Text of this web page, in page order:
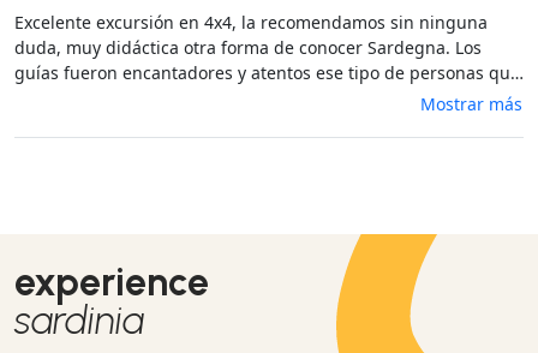
Excelente excursión en 4x4, la recomendamos sin ninguna
duda, muy didáctica otra forma de conocer Sardegna. Los
guías fueron encantadores y atentos ese tipo de personas que
Mostrar más
experience
sardinia